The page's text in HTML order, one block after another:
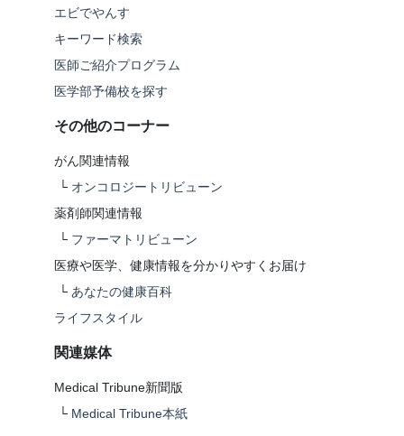
エビでやんす
キーワード検索
医師ご紹介プログラム
医学部予備校を探す
その他のコーナー
がん関連情報
└ オンコロジートリビューン
薬剤師関連情報
└ ファーマトリビューン
医療や医学、健康情報を分かりやすくお届け
└ あなたの健康百科
ライフスタイル
関連媒体
Medical Tribune新聞版
└ Medical Tribune本紙